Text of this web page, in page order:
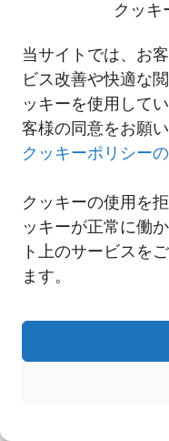
クッキ
当サイトでは、お
ビス改善や快適な
ッキーを使用して
客様の同意をお願
クッキーポリシー
クッキーの使用を
ッキーが正常に働
ト上のサービスを
ます。
詳細は以下のリンクから